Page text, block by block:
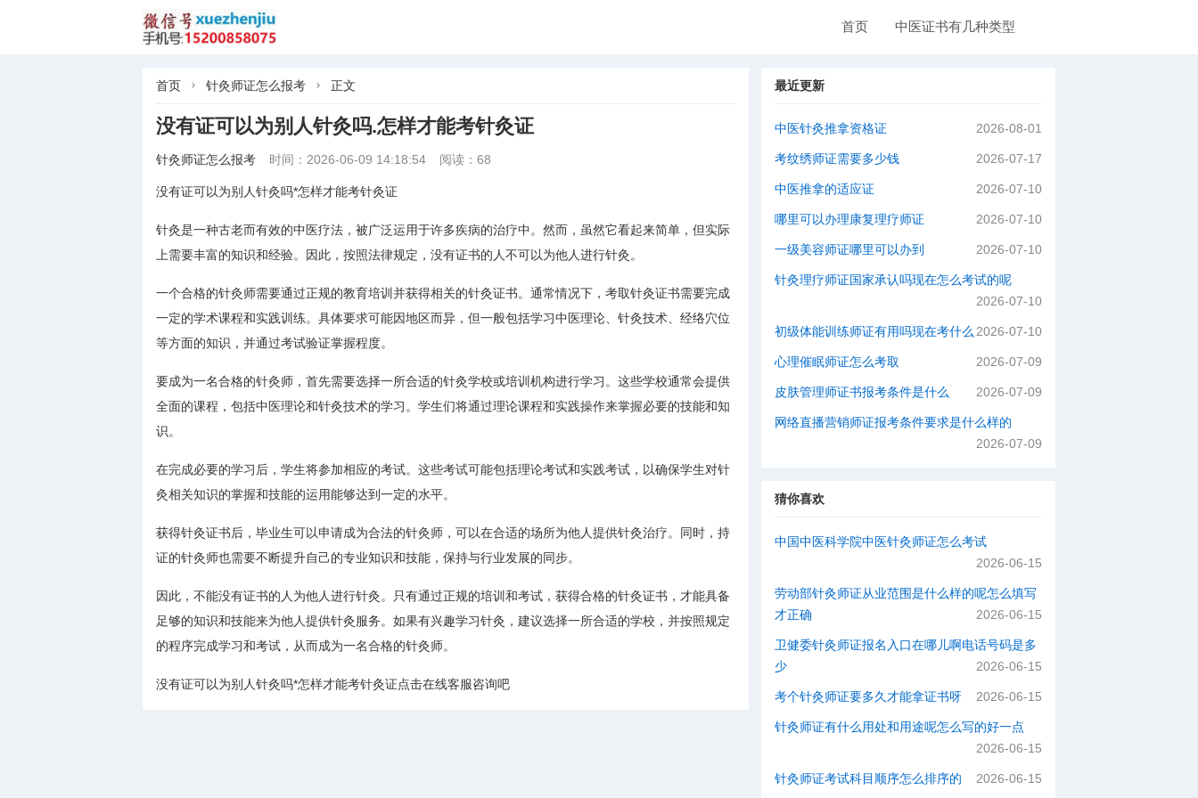
首页 中医证书有几种类型
首页  针灸师证怎么报考  正文
没有证可以为别人针灸吗.怎样才能考针灸证
针灸师证怎么报考 时间：2026-06-09 14:18:54 阅读：68
没有证可以为别人针灸吗*怎样才能考针灸证
针灸是一种古老而有效的中医疗法，被广泛运用于许多疾病的治疗中。然而，虽然它看起来简单，但实际
上需要丰富的知识和经验。因此，按照法律规定，没有证书的人不可以为他人进行针灸。
一个合格的针灸师需要通过正规的教育培训并获得相关的针灸证书。通常情况下，考取针灸证书需要完成
一定的学术课程和实践训练。具体要求可能因地区而异，但一般包括学习中医理论、针灸技术、经络穴位
等方面的知识，并通过考试验证掌握程度。
要成为一名合格的针灸师，首先需要选择一所合适的针灸学校或培训机构进行学习。这些学校通常会提供
全面的课程，包括中医理论和针灸技术的学习。学生们将通过理论课程和实践操作来掌握必要的技能和知
识。
在完成必要的学习后，学生将参加相应的考试。这些考试可能包括理论考试和实践考试，以确保学生对针
灸相关知识的掌握和技能的运用能够达到一定的水平。
获得针灸证书后，毕业生可以申请成为合法的针灸师，可以在合适的场所为他人提供针灸治疗。同时，持
证的针灸师也需要不断提升自己的专业知识和技能，保持与行业发展的同步。
因此，不能没有证书的人为他人进行针灸。只有通过正规的培训和考试，获得合格的针灸证书，才能具备
足够的知识和技能来为他人提供针灸服务。如果有兴趣学习针灸，建议选择一所合适的学校，并按照规定
的程序完成学习和考试，从而成为一名合格的针灸师。
没有证可以为别人针灸吗*怎样才能考针灸证点击在线客服咨询吧
最近更新
中医针灸推拿资格证 2026-08-01
考纹绣师证需要多少钱 2026-07-17
中医推拿的适应证 2026-07-10
哪里可以办理康复理疗师证 2026-07-10
一级美容师证哪里可以办到 2026-07-10
针灸理疗师证国家承认吗现在怎么考试的呢
2026-07-10
初级体能训练师证有用吗现在考什么 2026-07-10
心理催眠师证怎么考取 2026-07-09
皮肤管理师证书报考条件是什么 2026-07-09
网络直播营销师证报考条件要求是什么样的
2026-07-09
猜你喜欢
中国中医科学院中医针灸师证怎么考试
2026-06-15
劳动部针灸师证从业范围是什么样的呢怎么填写
才正确
2026-06-15
卫健委针灸师证报名入口在哪儿啊电话号码是多
少
2026-06-15
考个针灸师证要多久才能拿证书呀 2026-06-15
针灸师证有什么用处和用途呢怎么写的好一点
2026-06-15
针灸师证考试科目顺序怎么排序的 2026-06-15